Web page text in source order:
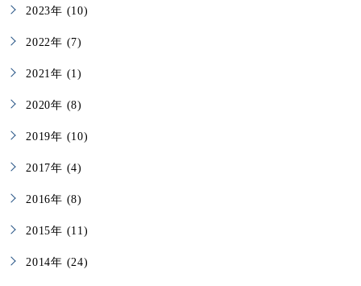
2023年 (10)
2022年 (7)
2021年 (1)
2020年 (8)
2019年 (10)
2017年 (4)
2016年 (8)
2015年 (11)
2014年 (24)